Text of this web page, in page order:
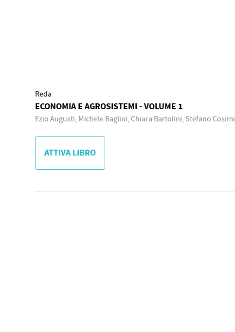
Reda
ECONOMIA E AGROSISTEMI - VOLUME 1
Ezio Augusti, Michele Baglini, Chiara Bartolini, Stefano Cosimi
ATTIVA LIBRO